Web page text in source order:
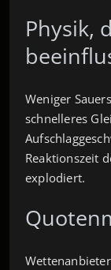
Physik,
Weniger
schnelleres
Reaktionszeit
explodiert.